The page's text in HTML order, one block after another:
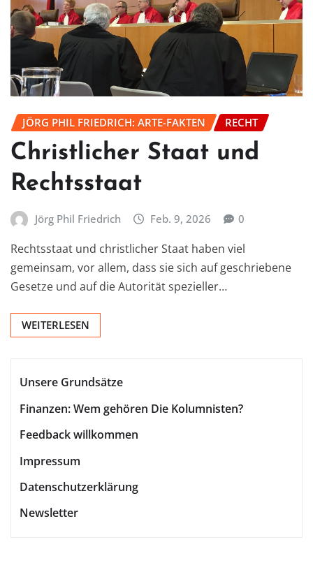
JÖRG PHIL FRIEDRICH: ARTE-FAKTEN RECHT
Christlicher Staat und
Rechtsstaat
Jörg Phil Friedrich Feb. 9, 2026 0
Rechtsstaat und christlicher Staat haben viel
gemeinsam, vor allem, dass sie sich auf geschriebene
Gesetze und auf die Autorität spezieller…
WEITERLESEN
Unsere Grundsätze
Finanzen: Wem gehören Die Kolumnisten?
Feedback willkommen
Impressum
Datenschutzerklärung
Newsletter